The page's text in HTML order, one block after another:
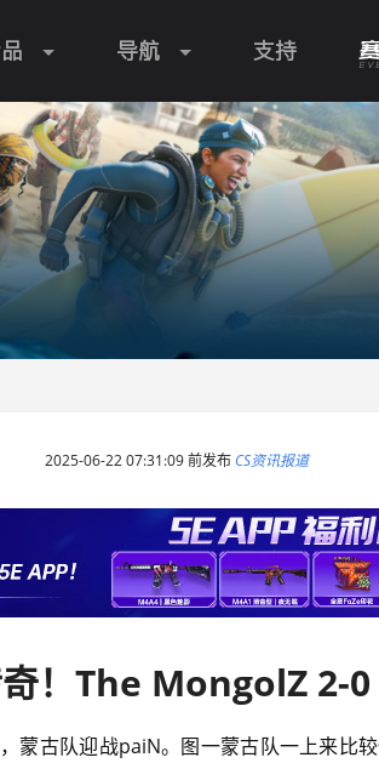
导航 支持
2025-06-22 07:31:09 前发布 CS资讯报道
奇！The MongolZ 2-
蒙古队迎战paiN。图一蒙古队一上来比